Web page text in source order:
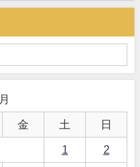
金 土 日
1 2